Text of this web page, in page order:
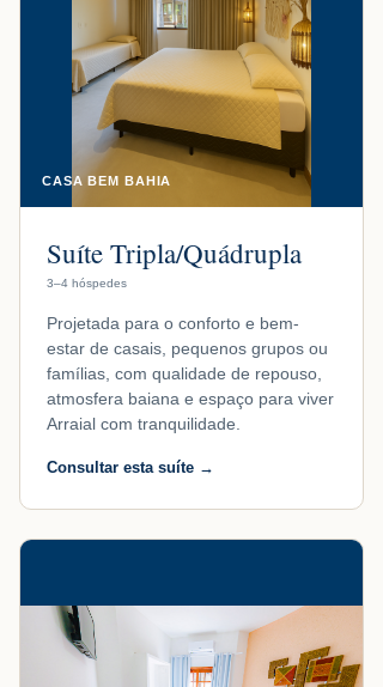
CASA BEM BAHIA
Suíte Tripla/Quádrupla
3–4 hóspedes
Projetada para o conforto e bem-
estar de casais, pequenos grupos ou
famílias, com qualidade de repouso,
atmosfera baiana e espaço para viver
Arraial com tranquilidade.
Consultar esta suíte →